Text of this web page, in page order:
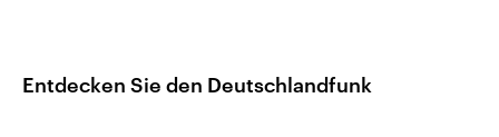
Entdecken Sie den Deutschlandfunk